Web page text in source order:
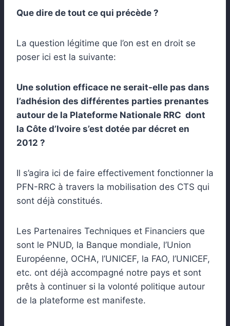
Que dire de tout ce qui précède ?
La question légitime que l’on est en droit se
poser ici est la suivante:
Une solution efficace ne serait-elle pas dans
l’adhésion des différentes parties prenantes
autour de la Plateforme Nationale RRC dont
la Côte d’Ivoire s’est dotée par décret en
2012 ?
Il s’agira ici de faire effectivement fonctionner la
PFN-RRC à travers la mobilisation des CTS qui
sont déjà constitués.
Les Partenaires Techniques et Financiers que
sont le PNUD, la Banque mondiale, l’Union
Européenne, OCHA, l’UNICEF, la FAO, l’UNICEF,
etc. ont déjà accompagné notre pays et sont
prêts à continuer si la volonté politique autour
de la plateforme est manifeste.